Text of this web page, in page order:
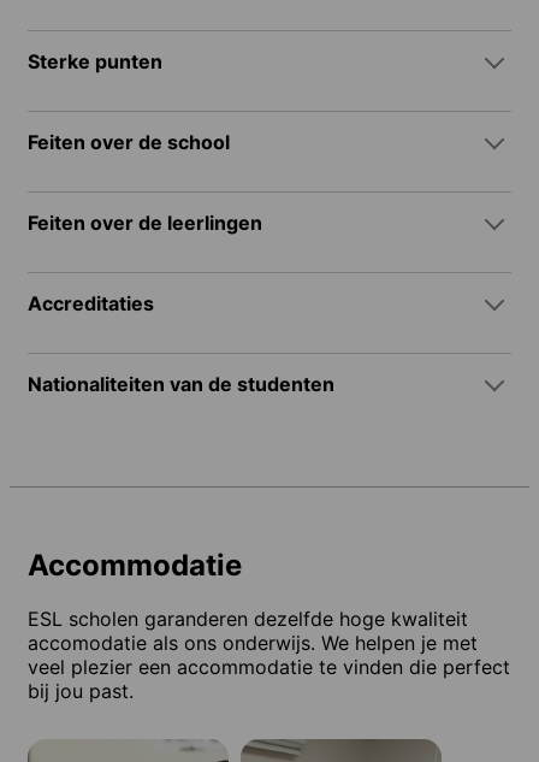
Sterke punten
Feiten over de school
Feiten over de leerlingen
Accreditaties
Nationaliteiten van de studenten
Accommodatie
ESL scholen garanderen dezelfde hoge kwaliteit
accomodatie als ons onderwijs. We helpen je met
veel plezier een accommodatie te vinden die perfect
bij jou past.